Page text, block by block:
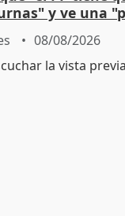
y ve una
08/08/2026